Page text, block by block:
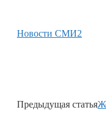
Новости СМИ2
Предыдущая статья